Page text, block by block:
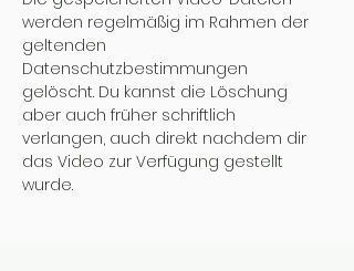
werden regelmäßig im Rahmen der
geltenden
Datenschutzbestimmungen
gelöscht. Du kannst die Löschung
aber auch früher schriftlich
verlangen, auch direkt nachdem dir
das Video zur Verfügung gestellt
wurde.